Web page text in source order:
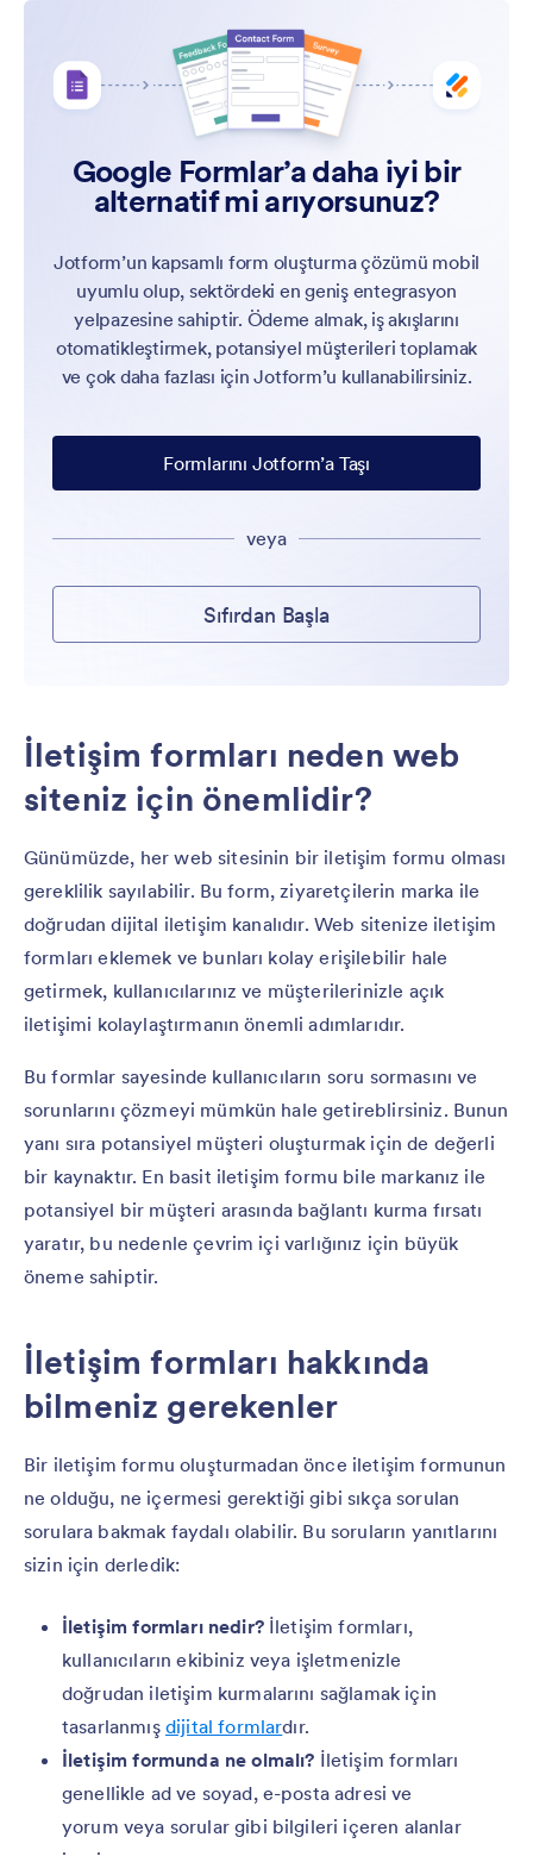
Google Formlar’a daha iyi bir
alternatif mi arıyorsunuz?
Jotform’un kapsamlı form oluşturma çözümü mobil
uyumlu olup, sektördeki en geniş entegrasyon
yelpazesine sahiptir. Ödeme almak, iş akışlarını
otomatikleştirmek, potansiyel müşterileri toplamak
ve çok daha fazlası için Jotform’u kullanabilirsiniz.
Formlarını Jotform’a Taşı
veya
Sıfırdan Başla
İletişim formları neden web
siteniz için önemlidir?
Günümüzde, her web sitesinin bir iletişim formu olması
gereklilik sayılabilir. Bu form, ziyaretçilerin marka ile
doğrudan dijital iletişim kanalıdır. Web sitenize iletişim
formları eklemek ve bunları kolay erişilebilir hale
getirmek, kullanıcılarınız ve müşterilerinizle açık
iletişimi kolaylaştırmanın önemli adımlarıdır.
Bu formlar sayesinde kullanıcıların soru sormasını ve
sorunlarını çözmeyi mümkün hale getireblirsiniz. Bunun
yanı sıra potansiyel müşteri oluşturmak için de değerli
bir kaynaktır. En basit iletişim formu bile markanız ile
potansiyel bir müşteri arasında bağlantı kurma fırsatı
yaratır, bu nedenle çevrim içi varlığınız için büyük
öneme sahiptir.
İletişim formları hakkında
bilmeniz gerekenler
Bir iletişim formu oluşturmadan önce iletişim formunun
ne olduğu, ne içermesi gerektiği gibi sıkça sorulan
sorulara bakmak faydalı olabilir. Bu soruların yanıtlarını
sizin için derledik:
İletişim formları nedir?İletişim formları,
kullanıcıların ekibiniz veya işletmenizle
doğrudan iletişim kurmalarını sağlamak için
tasarlanmış dijital formlardır.
İletişim formunda ne olmalı? İletişim formları
genellikle ad ve soyad, e-posta adresi ve
yorum veya sorular gibi bilgileri içeren alanlar